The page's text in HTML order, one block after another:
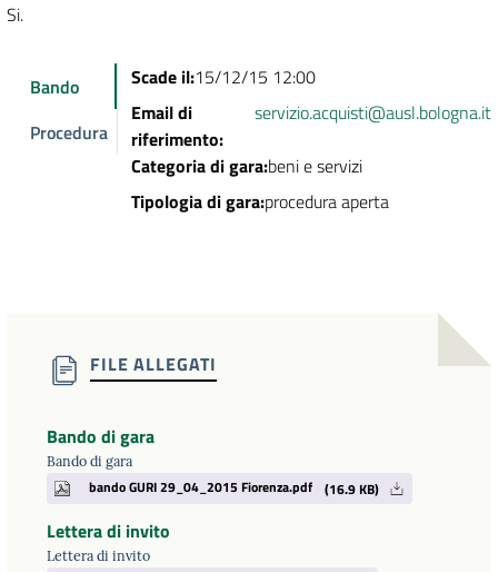
Si.
Bando
Procedura
Scade il:15/12/15 12:00
Email di
riferimento:
servizio.acquisti@ausl.bologna.it
Categoria di gara:beni e servizi
Tipologia di gara:procedura aperta
FILE ALLEGATI
Bando di gara
Bando di gara
bando GURI 29_04_2015 Fiorenza.pdf (16.9 KB)
Lettera di invito
Lettera di invito